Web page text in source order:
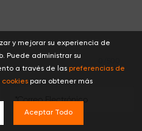
y mejorar su experiencia de
Puede administrar su
a través de las preferencias de
para obtener más
Aceptar Todo